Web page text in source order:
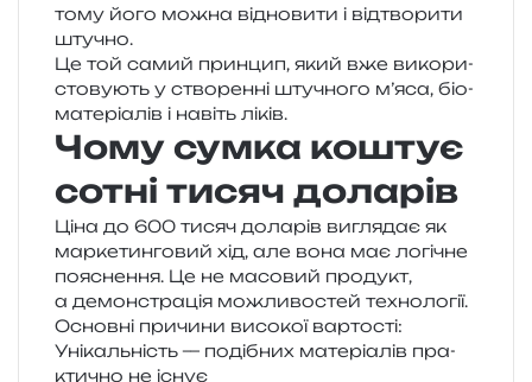
тому його можна від­но­ви­ти і від­тво­ри­ти
штучно.
Це той самий прин­цип, який вже вико­ри­
сто­ву­ють у ство­рен­ні шту­чно­го м’яса, біо­
ма­те­рі­а­лів і навіть ліків.
Чому сумка коштує
сотні тисяч доларів
Ціна до 600 тисяч дола­рів вигля­дає як
мар­ке­тин­го­вий хід, але вона має логі­чне
поясне­н­ня. Це не масо­вий про­дукт,
а демон­стра­ція можли­во­стей технології.
Основні при­чи­ни висо­кої вартості:
Унікальність — поді­бних мате­рі­а­лів пра­
кти­чно не існує